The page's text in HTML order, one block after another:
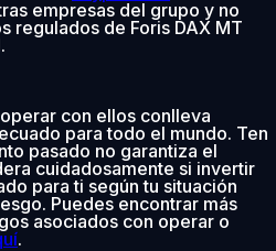
empresas del grupo y no
regulados de Foris DAX MT
con ellos conlleva
para todo el mundo. Ten
pasado no garantiza el
cuidadosamente si invertir
para ti según tu situación
Puedes encontrar más
asociados con operar o
.